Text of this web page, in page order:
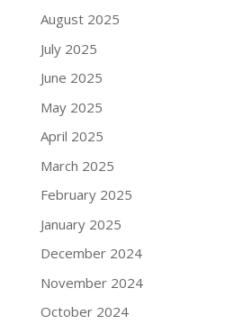
August 2025
July 2025
June 2025
May 2025
April 2025
March 2025
February 2025
January 2025
December 2024
November 2024
October 2024